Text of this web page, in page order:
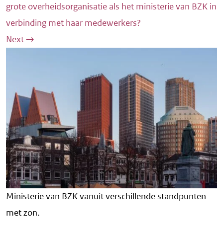
grote overheidsorganisatie als het ministerie van BZK in
verbinding met haar medewerkers?
Next→
Ministerie van BZK vanuit verschillende standpunten
met zon.